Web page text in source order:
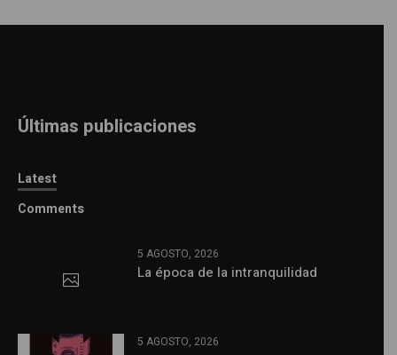
Últimas publicaciones
Latest
Comments
5 AGOSTO, 2026
La época de la intranquilidad
5 AGOSTO, 2026